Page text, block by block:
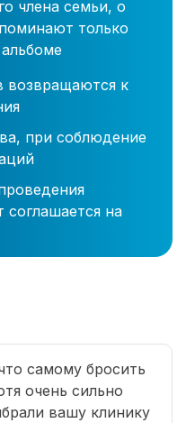
члена семьи, о
только
возвращаются к
при соблюдение
соглашается на
самому бросить
очень сильно
вашу клинику